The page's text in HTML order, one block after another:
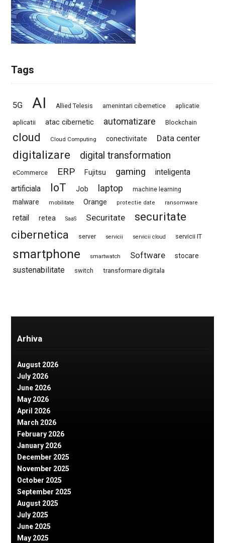
Tags
5G AI Allied Telesis amenintari cibernetice aplicatie
aplicatii atac cibernetic automatizare Blockchain
cloud Cloud Computing conectivitate Data center
digitalizare digital transformation
eCommerce ERP Fujitsu gaming
inteligenta
artificiala
IoT Job laptop machine learning
malware mobilitate Orange protectie date ransomware
retail retea SaaS Securitate
securitate
cibernetica
server servicii servicii cloud servicii IT
smartphone smartwatch Software stocare
sustenabilitate switch transformare digitala
Arhiva
August 2026
July 2026
June 2026
May 2026
April 2026
March 2026
February 2026
January 2026
December 2025
November 2025
October 2025
September 2025
August 2025
July 2025
June 2025
May 2025